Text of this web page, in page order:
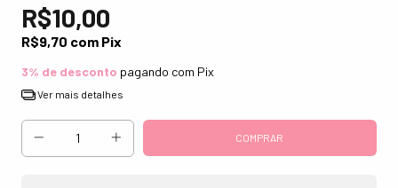
R$10,00
R$9,70 com Pix
3% de desconto pagando com Pix
Ver mais detalhes